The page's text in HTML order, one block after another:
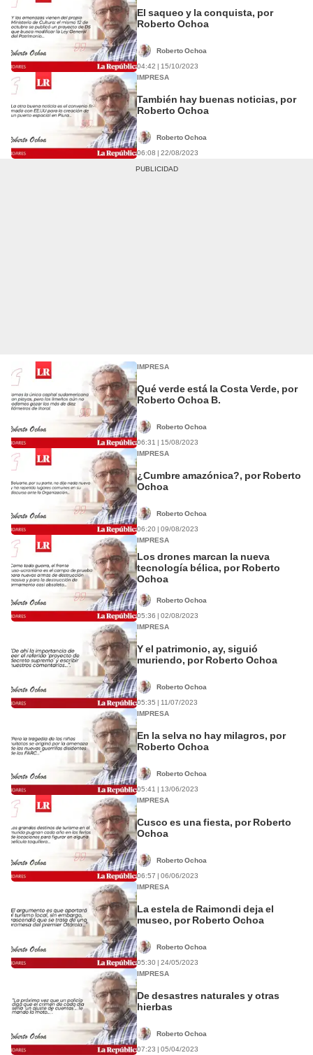
El saqueo y la conquista, por
Roberto Ochoa
Roberto Ochoa
04:42 | 15/10/2023
IMPRESA
También hay buenas noticias, por
Roberto Ochoa
Roberto Ochoa
06:08 | 22/08/2023
IMPRESA
Qué verde está la Costa Verde, por
Roberto Ochoa B.
Roberto Ochoa
06:31 | 15/08/2023
IMPRESA
¿Cumbre amazónica?, por Roberto
Ochoa
Roberto Ochoa
06:20 | 09/08/2023
IMPRESA
Los drones marcan la nueva
tecnología bélica, por Roberto
Ochoa
Roberto Ochoa
05:36 | 02/08/2023
IMPRESA
Y el patrimonio, ay, siguió
muriendo, por Roberto Ochoa
Roberto Ochoa
05:35 | 11/07/2023
IMPRESA
En la selva no hay milagros, por
Roberto Ochoa
Roberto Ochoa
05:41 | 13/06/2023
IMPRESA
Cusco es una fiesta, por Roberto
Ochoa
Roberto Ochoa
06:57 | 06/06/2023
IMPRESA
La estela de Raimondi deja el
museo, por Roberto Ochoa
Roberto Ochoa
05:30 | 24/05/2023
IMPRESA
De desastres naturales y otras
hierbas
Roberto Ochoa
07:23 | 05/04/2023